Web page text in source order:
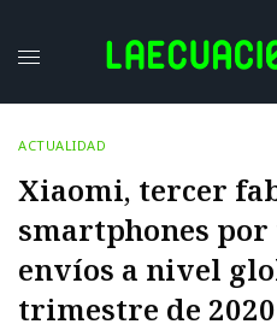
ACTUALIDAD
Xiaomi, tercer
smartphones
envíos a nivel
trimestre de 2020